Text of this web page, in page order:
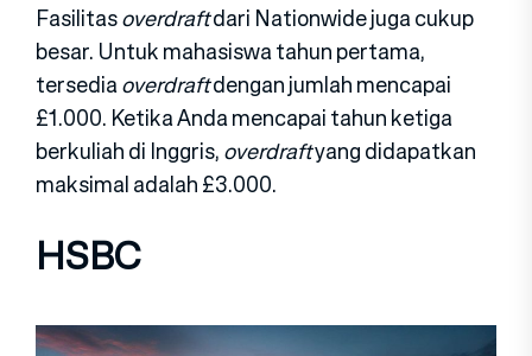
Fasilitasoverdraftdari Nationwide juga cukup
besar. Untuk mahasiswa tahun pertama,
tersediaoverdraftdengan jumlah mencapai
£1.000. Ketika Anda mencapai tahun ketiga
berkuliah di Inggris,overdraftyang didapatkan
maksimal adalah £3.000.
HSBC